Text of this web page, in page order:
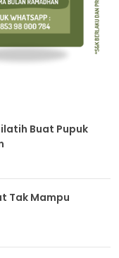
Buat Pupuk
Tak Mampu